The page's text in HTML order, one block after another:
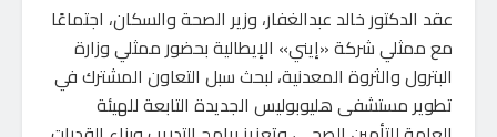
عقد الدكتور خالد عبدالغفار، وزير الصحة والسكان، اجتماعًا
مع ممثلي شركة «إيني» الإيطالية بحضور ممثلي وزارة
البترول والثروة المعدنية، لبحث سبل التعاون المشترك في
تطوير مستشفى هليوبوليس الجديدة التابعة للهيئة